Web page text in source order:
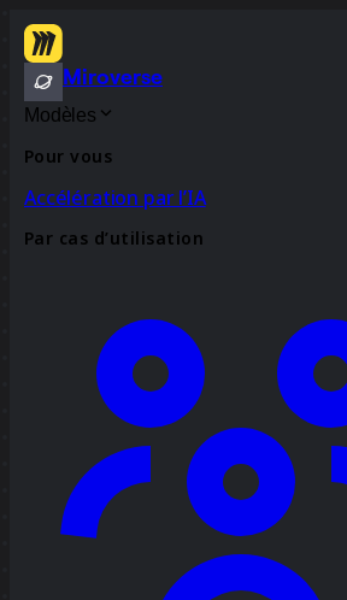
Miroverse
Modèles
Pour vous
Accélération par l’IA
Par cas d’utilisation